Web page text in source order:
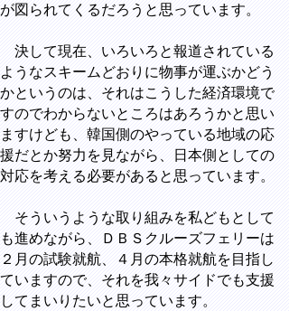
が図られてくるだろうと思っています。
決して現在、いろいろと報道されている
ようなスキームどおりに物事が運ぶかどう
かというのは、それはこうした経済環境で
すのでわからないところはあろうかと思い
ますけども、韓国側のやっている地域の応
援だとか努力を見ながら、日本側としての
対応を考える必要があると思っています。
そういうような取り組みを私どもとして
も進めながら、ＤＢＳクルーズフェリーは
２月の試験就航、４月の本格就航を目指し
ていますので、それを我々サイドでも支援
してまいりたいと思っています。